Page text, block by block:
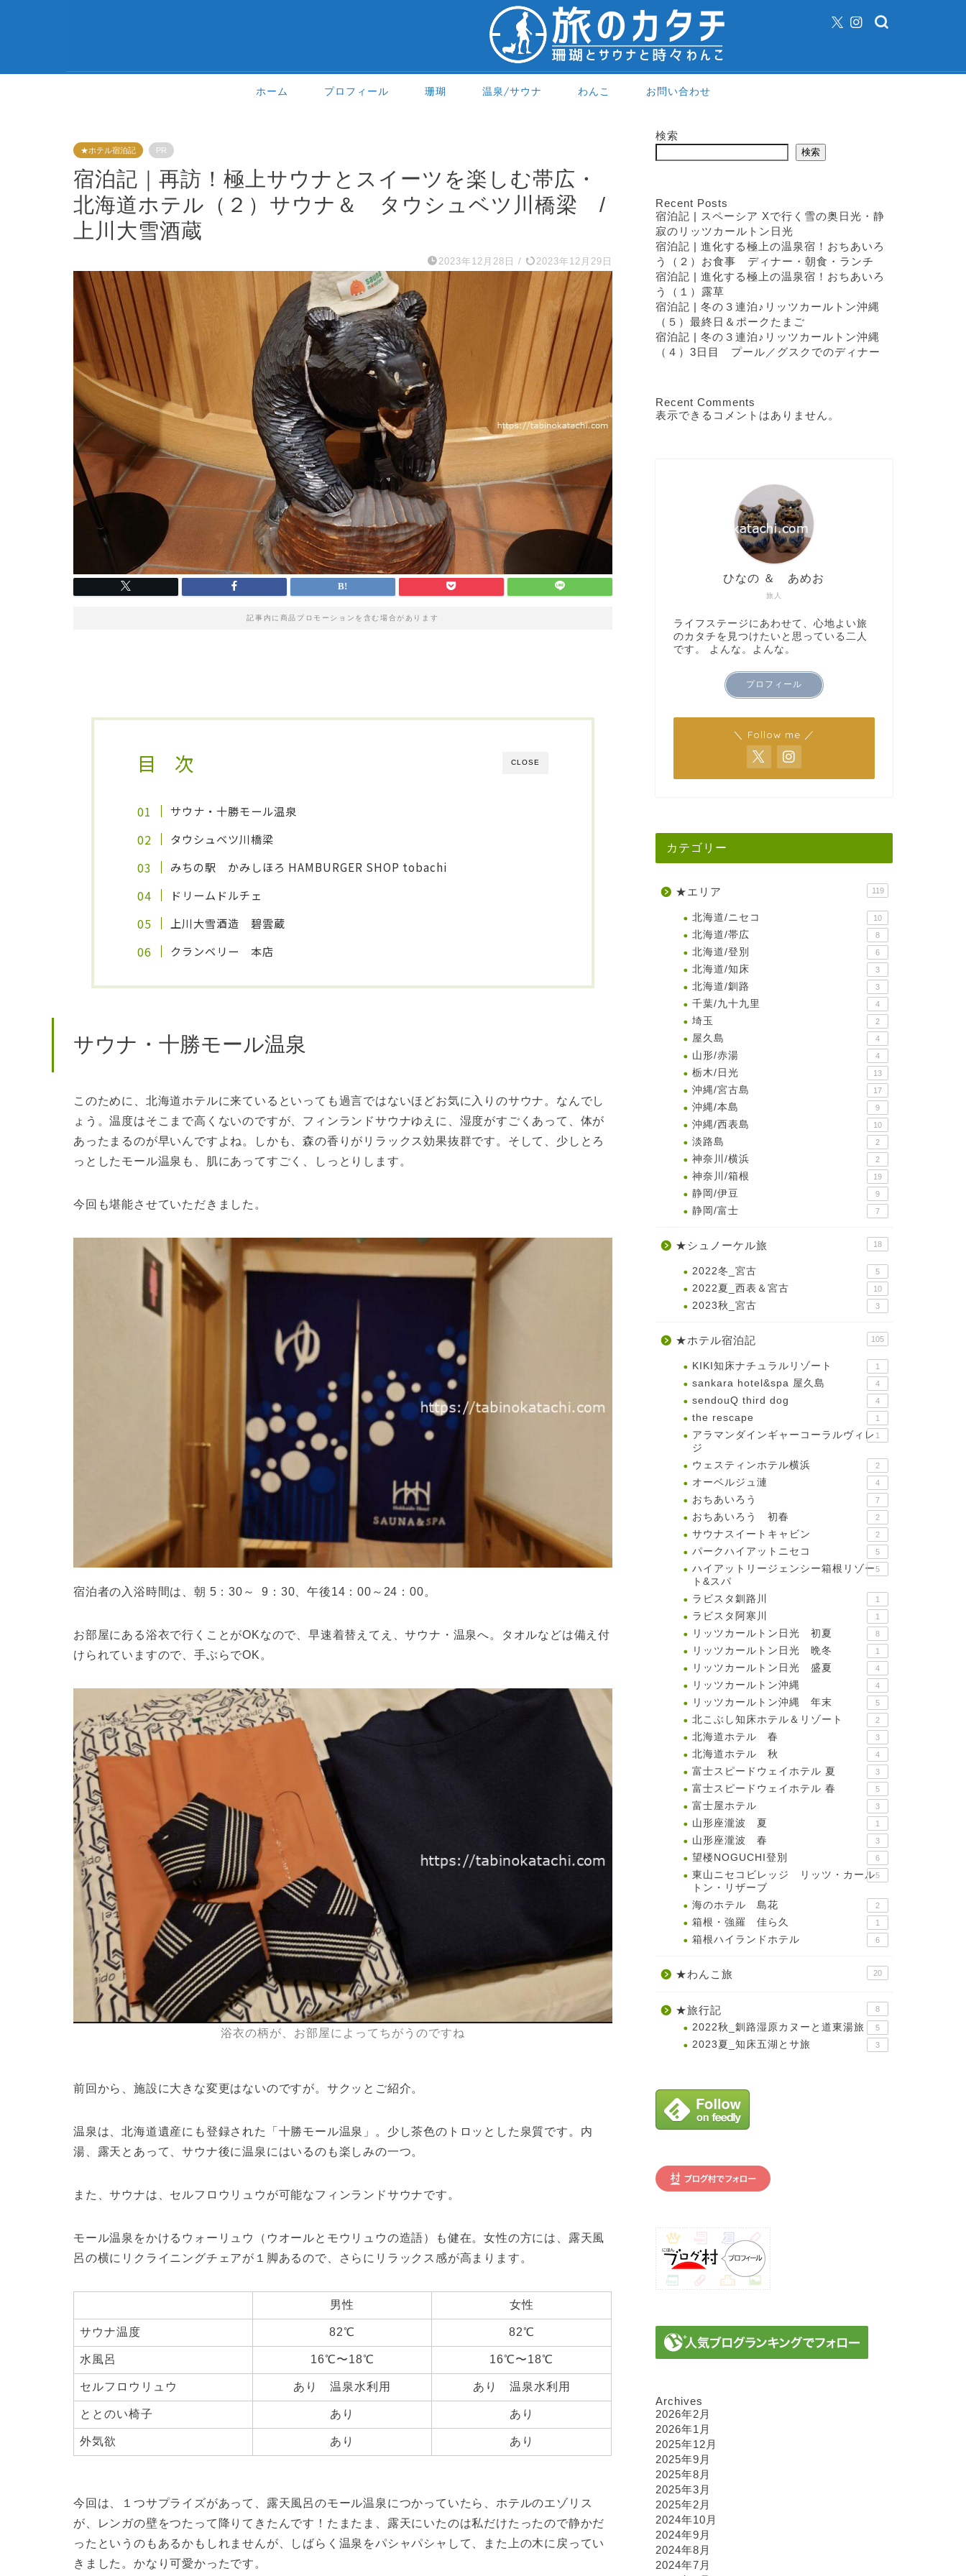
ホーム プロフィール 珊瑚 温泉/サウナ わんこ お問い合わせ
★ホテル宿泊記 PR
宿泊記｜再訪！極上サウナとスイーツを楽しむ帯広・
北海道ホテル（２）サウナ＆ タウシュベツ川橋梁 /
上川大雪酒蔵
2023年12月28日 / 2023年12月29日
記事内に商品プロモーションを含む場合があります
CLOSE
目 次
サウナ・十勝モール温泉
タウシュベツ川橋梁
みちの駅 かみしほろ HAMBURGER SHOP tobachi
ドリームドルチェ
上川大雪酒造 碧雲蔵
クランベリー
本店
サウナ・十勝モール温泉
このために、北海道ホテルに来ているといっても過言ではないほどお気に入りのサウナ。なんでし
ょう。温度はそこまで高くないのですが、フィンランドサウナゆえに、湿度がすごくあって、体が
あったまるのが早いんですよね。しかも、森の香りがリラックス効果抜群です。そして、少しとろ
っとしたモール温泉も、肌にあってすごく、しっとりします。
今回も堪能させていただきました。
宿泊者の入浴時間は、朝 5：30～ 9：30、午後14：00～24：00。
お部屋にある浴衣で行くことがOKなので、早速着替えてえ、サウナ・温泉へ。タオルなどは備え付
けられていますので、手ぶらでOK。
浴衣の柄が、お部屋によってちがうのですね
前回から、施設に大きな変更はないのですが。サクッとご紹介。
温泉は、北海道遺産にも登録された「十勝モール温泉」。少し茶色のトロッとした泉質です。内
湯、露天とあって、サウナ後に温泉にはいるのも楽しみの一つ。
また、サウナは、セルフロウリュウが可能なフィンランドサウナです。
モール温泉をかけるウォーリュウ（ウオールとモウリュウの造語）も健在。女性の方には、露天風
呂の横にリクライニングチェアが１脚あるので、さらにリラックス感が高まります。
男性 女性
サウナ温度 82℃ 82℃
水風呂 16℃〜18℃ 16℃〜18℃
セルフロウリュウ あり 温泉水利用 あり 温泉水利用
ととのい椅子 あり あり
外気欲 あり あり
今回は、１つサプライズがあって、露天風呂のモール温泉につかっていたら、ホテルのエゾリス
が、レンガの壁をつたって降りてきたんです！たまたま、露天にいたのは私だけたったので静かだ
ったというのもあるかもしれませんが、しばらく温泉をパシャパシャして、また上の木に戻ってい
きました。かなり可愛かったです。
検索
検索
Recent Posts
宿泊記 | スペーシア Xで行く雪の奥日光・静
寂のリッツカールトン日光
宿泊記 | 進化する極上の温泉宿！おちあいろ
う（２）お食事 ディナー・朝食・ランチ
宿泊記 | 進化する極上の温泉宿！おちあいろ
う（１）露草
宿泊記 | 冬の３連泊♪リッツカールトン沖縄
（５）最終日＆ポークたまご
宿泊記 | 冬の３連泊♪リッツカールトン沖縄
（４）3日目 プール／グスクでのディナー
Recent Comments
表示できるコメントはありません。
旅人
ひなの ＆ あめお
ライフステージにあわせて、心地よい旅
のカタチを見つけたいと思っている二人
です。 よんな。よんな。
プロフィール
＼ Follow me ／
カテゴリー
★エリア 119
北海道/ニセコ 10
北海道/帯広 8
北海道/登別 6
北海道/知床 3
北海道/釧路 3
千葉/九十九里 4
埼玉 2
屋久島 4
山形/赤湯 4
栃木/日光 13
沖縄/宮古島 17
沖縄/本島 9
沖縄/西表島 10
淡路島 2
神奈川/横浜 2
神奈川/箱根 19
静岡/伊豆 9
静岡/富士 7
★シュノーケル旅 18
2022冬_宮古 5
2022夏_西表＆宮古 10
2023秋_宮古 3
★ホテル宿泊記 105
KIKI知床ナチュラルリゾート 1
sankara hotel&spa 屋久島 4
sendouQ third dog 4
the rescape 1
アラマンダインギャーコーラルヴィレ
ジ
1
ウェスティンホテル横浜 2
オーベルジュ漣 4
おちあいろう 7
おちあいろう 初春 2
サウナスイートキャビン 2
パークハイアットニセコ 5
ハイアットリージェンシー箱根リゾー
ト&スパ
5
ラビスタ釧路川 1
ラビスタ阿寒川 1
リッツカールトン日光 初夏 8
リッツカールトン日光 晩冬 1
リッツカールトン日光 盛夏 4
リッツカールトン沖縄 4
リッツカールトン沖縄 年末 5
北こぶし知床ホテル＆リゾート 2
北海道ホテル 春 3
北海道ホテル 秋 4
富士スピードウェイホテル 夏 3
富士スピードウェイホテル 春 5
富士屋ホテル 3
山形座瀧波 夏 1
山形座瀧波 春 3
望楼NOGUCHI登別 6
東山ニセコビレッジ リッツ・カール
トン・リザーブ
5
海のホテル 島花 2
箱根・強羅 佳ら久 1
箱根ハイランドホテル 6
★わんこ旅 20
★旅行記 8
2022秋_釧路湿原カヌーと道東湯旅 5
2023夏_知床五湖とサ旅 3
Archives
2026年2月
2026年1月
2025年12月
2025年9月
2025年8月
2025年3月
2025年2月
2024年10月
2024年9月
2024年8月
2024年7月